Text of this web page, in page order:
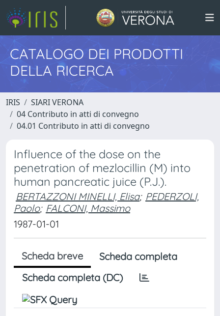
CATALOGO DEI PRODOTTI
DELLA RICERCA
IRIS
SIARI VERONA
04 Contributo in atti di convegno
04.01 Contributo in atti di convegno
Influence of the dose on the
penetration of mezlocillin (M) into
human pancreatic juice (P.J.).
BERTAZZONI MINELLI, Elisa; PEDERZOLI,
Paolo; FALCONI, Massimo
1987-01-01
Scheda breve
Scheda completa
Scheda completa (DC)